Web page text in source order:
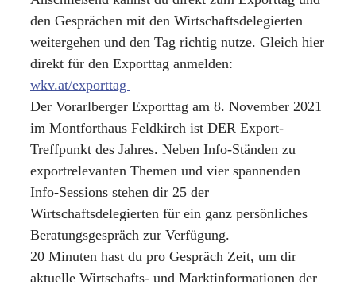
den Gesprächen mit den Wirtschaftsdelegierten
weitergehen und den Tag richtig nutze. Gleich hier
direkt für den Exporttag anmelden:
wkv.at/exporttag
Der Vorarlberger Exporttag am 8. November 2021
im Montforthaus Feldkirch ist DER Export-
Treffpunkt des Jahres. Neben Info-Ständen zu
exportrelevanten Themen und vier spannenden
Info-Sessions stehen dir 25 der
Wirtschaftsdelegierten für ein ganz persönliches
Beratungsgespräch zur Verfügung.
20 Minuten hast du pro Gespräch Zeit, um dir
aktuelle Wirtschafts- und Marktinformationen der